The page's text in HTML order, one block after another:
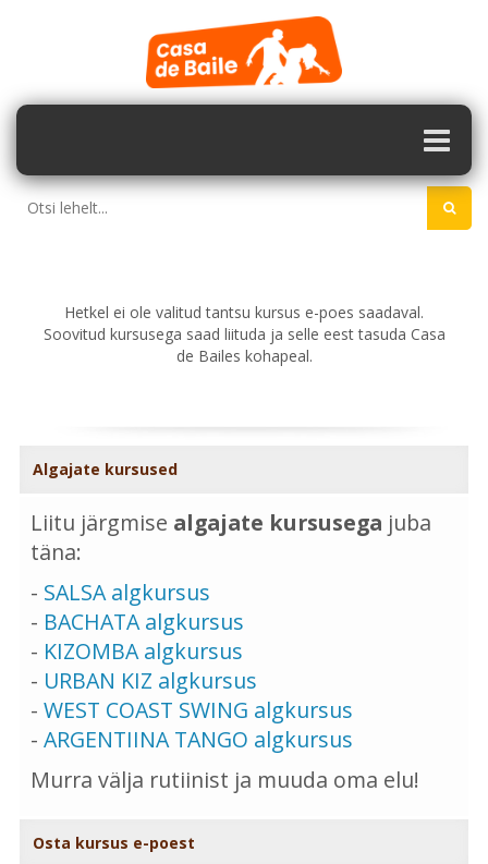
Hetkel ei ole valitud tantsu kursus e-poes saadaval.
Soovitud kursusega saad liituda ja selle eest tasuda Casa
de Bailes kohapeal.
Algajate kursused
Liitu järgmise algajate kursusega juba
täna:
- SALSA algkursus
- BACHATA algkursus
- KIZOMBA algkursus
- URBAN KIZ algkursus
- WEST COAST SWING algkursus
- ARGENTIINA TANGO algkursus
Murra välja rutiinist ja muuda oma elu!
Osta kursus e-poest